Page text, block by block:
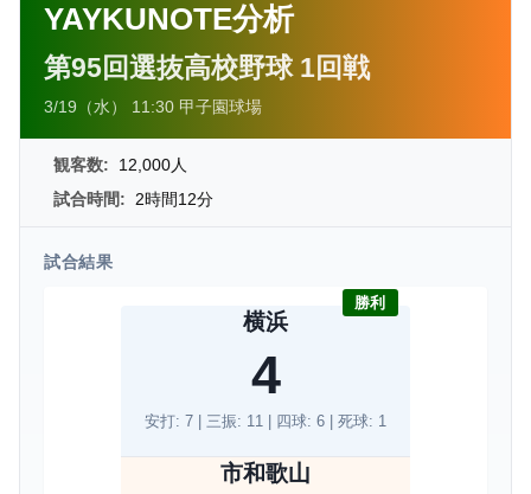
YAYKUNOTE分析
第95回選抜高校野球 1回戦
3/19（水） 11:30 甲子園球場
観客数:
12,000人
試合時間:
2時間12分
試合結果
勝利
横浜
4
安打: 7 | 三振: 11 | 四球: 6 | 死球: 1
市和歌山